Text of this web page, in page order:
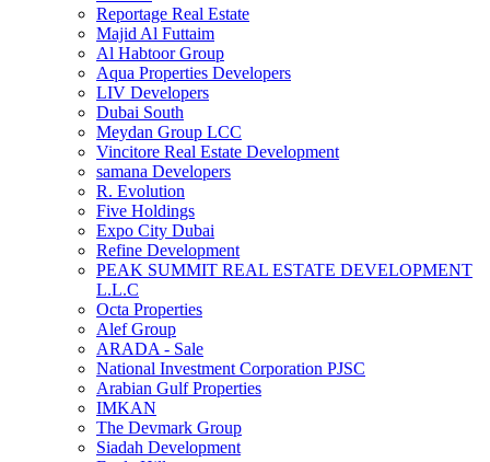
Reportage Real Estate
Majid Al Futtaim
Al Habtoor Group
Aqua Properties Developers
LIV Developers
Dubai South
Meydan Group LCC
Vincitore Real Estate Development
samana Developers
R. Evolution
Five Holdings
Expo City Dubai
Refine Development
PEAK SUMMIT REAL ESTATE DEVELOPMENT
L.L.C
Octa Properties
Alef Group
ARADA - Sale
National Investment Corporation PJSC
Arabian Gulf Properties
IMKAN
The Devmark Group
Siadah Development